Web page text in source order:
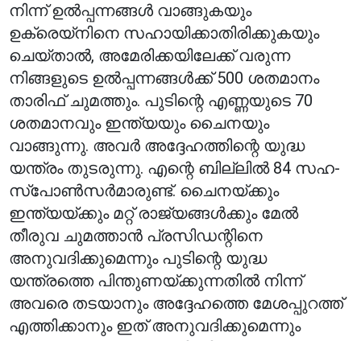
നിന്ന് ഉൽപ്പന്നങ്ങൾ വാങ്ങുകയും
ഉക്രെയ്‌നിനെ സഹായിക്കാതിരിക്കുകയും
ചെയ്താൽ, അമേരിക്കയിലേക്ക് വരുന്ന
നിങ്ങളുടെ ഉൽപ്പന്നങ്ങൾക്ക് 500 ശതമാനം
താരിഫ് ചുമത്തും. പുടിന്റെ എണ്ണയുടെ 70
ശതമാനവും ഇന്ത്യയും ചൈനയും
വാങ്ങുന്നു. അവർ അദ്ദേഹത്തിന്റെ യുദ്ധ
യന്ത്രം തുടരുന്നു. എന്റെ ബില്ലിൽ 84 സഹ-
സ്‌പോൺസർമാരുണ്ട്. ചൈനയ്ക്കും
ഇന്ത്യയ്ക്കും മറ്റ് രാജ്യങ്ങൾക്കും മേൽ
തീരുവ ചുമത്താൻ പ്രസിഡന്റിനെ
അനുവദിക്കുമെന്നും പുടിന്റെ യുദ്ധ
യന്ത്രത്തെ പിന്തുണയ്ക്കുന്നതിൽ നിന്ന്
അവരെ തടയാനും അദ്ദേഹത്തെ മേശപ്പുറത്ത്
എത്തിക്കാനും ഇത് അനുവദിക്കുമെന്നും